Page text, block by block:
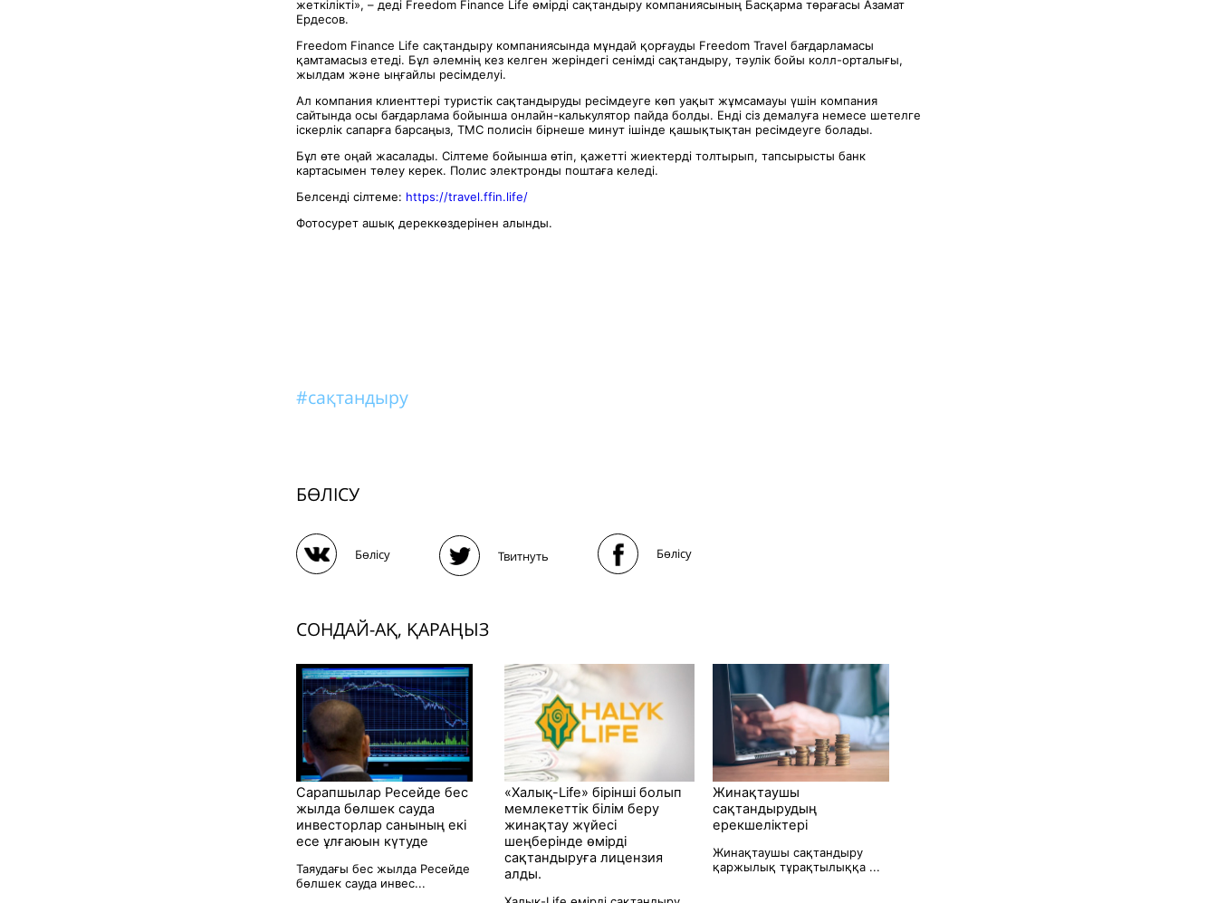
жеткілікті», – деді Freedom Finance Life өмірді сақтандыру компаниясының Басқарма төрағасы Азамат
Ердесов.
Freedom Finance Life сақтандыру компаниясында мұндай қорғауды Freedom Travel бағдарламасы
қамтамасыз етеді. Бұл әлемнің кез келген жеріндегі сенімді сақтандыру, тәулік бойы колл-орталығы,
жылдам және ыңғайлы ресімделуі.
Ал компания клиенттері туристік сақтандыруды ресімдеуге көп уақыт жұмсамауы үшін компания
сайтында осы бағдарлама бойынша онлайн-калькулятор пайда болды. Енді сіз демалуға немесе шетелге
іскерлік сапарға барсаңыз, ТМС полисін бірнеше минут ішінде қашықтықтан ресімдеуге болады.
Бұл өте оңай жасалады. Сілтеме бойынша өтіп, қажетті жиектерді толтырып, тапсырысты банк
картасымен төлеу керек. Полис электронды поштаға келеді.
Белсенді сілтеме: https://travel.ffin.life/
Фотосурет ашық дереккөздерінен алынды.
#сақтандыру
БӨЛІСУ
Бөлісу Твитнуть Бөлісу
СОНДАЙ-АҚ, ҚАРАҢЫЗ
Сарапшылар Ресейде бес
жылда бөлшек сауда
инвесторлар санының екі
есе ұлғаюын күтуде
Таяудағы бес жылда Ресейде
бөлшек сауда инвес...
«Халық-Life» бірінші болып
мемлекеттік білім беру
жинақтау жүйесі
шеңберінде өмірді
сақтандыруға лицензия
алды.
Жинақтаушы
сақтандырудың
ерекшеліктері
Жинақтаушы сақтандыру
қаржылық тұрақтылыққа ...